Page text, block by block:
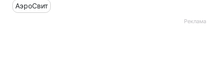
АэроСвит